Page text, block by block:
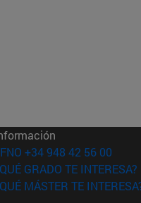
+34 948 42 56 00
GRADO TE INTERESA?
MÁSTER TE